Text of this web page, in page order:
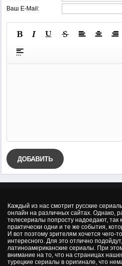
Ваш E-Mail:
ДОБАВИТЬ
Каждый из нас смотрит русские
онлайн на различных сайтах. Однако,
телесериалы попросту надоедают, так
практически одни и те же события,
И вот поэтому зрителям хочется чего-
интересного. Для это отлично
латиноамериканские сериалы. При
внимание на то, что на страницах
турецкие сериалы в оригинале, что